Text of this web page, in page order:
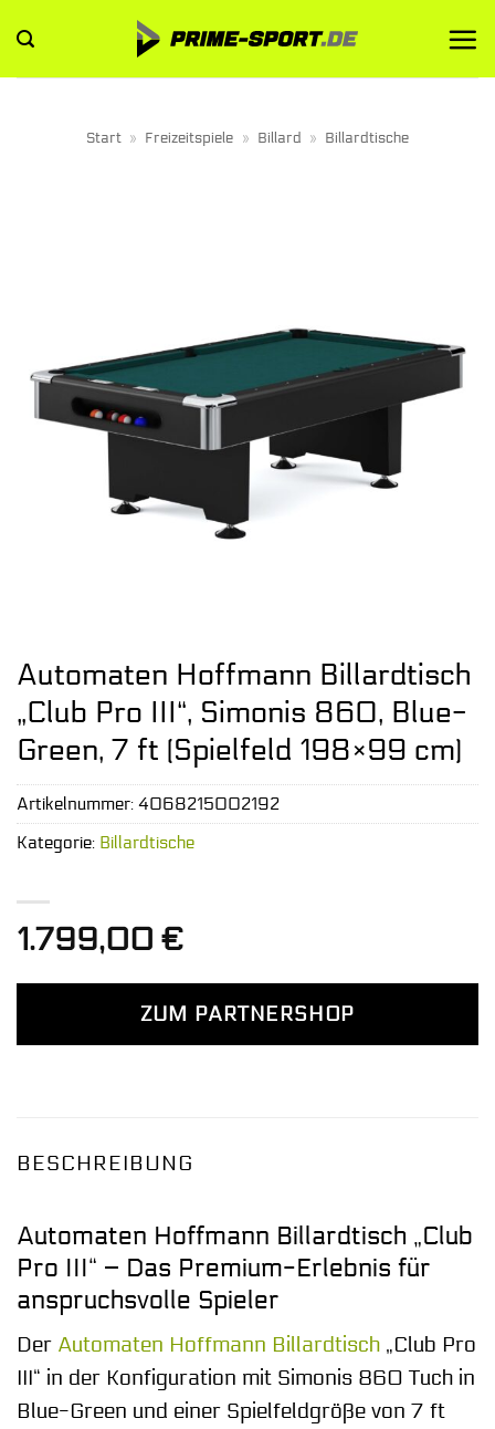
Inhalt
springen
Start » Freizeitspiele » Billard » Billardtische
Automaten Hoffmann Billardtisch
„Club Pro III“, Simonis 860, Blue-
Green, 7 ft (Spielfeld 198×99 cm)
1.799,00 €
ZUM PARTNERSHOP
Artikelnummer: 4068215002192
Kategorie: Billardtische
BESCHREIBUNG
Automaten Hoffmann Billardtisch „Club
Pro III“ – Das Premium-Erlebnis für
anspruchsvolle Spieler
Der Automaten Hoffmann Billardtisch „Club Pro
III“ in der Konfiguration mit Simonis 860 Tuch in
Blue-Green und einer Spielfeldgröße von 7 ft